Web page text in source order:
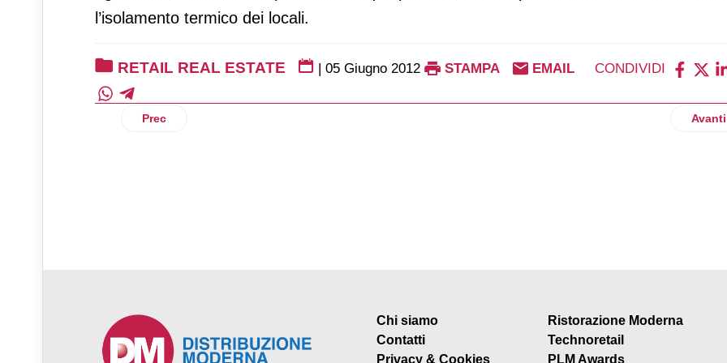
l’isolamento termico dei locali.
RETAIL REAL ESTATE | 05 Giugno 2012 STAMPA EMAIL CONDIVIDI
Articolo precedente: Sonae Sierra investe nell'ammodernamento del Centro Comercial Continente di
Prec Avanti
Chi siamo
Contatti
Privacy & Cookies
Ristorazione Moderna
Technoretail
PLM Awards